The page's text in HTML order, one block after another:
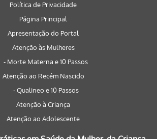
Política de Privacidade
Página Principal
Apresentação do Portal
Atenção às Mulheres
- Morte Materna e 10 Passos
Atenção ao Recém Nascido
- Qualineo e 10 Passos
Atenção à Criança
Atenção ao Adolescente